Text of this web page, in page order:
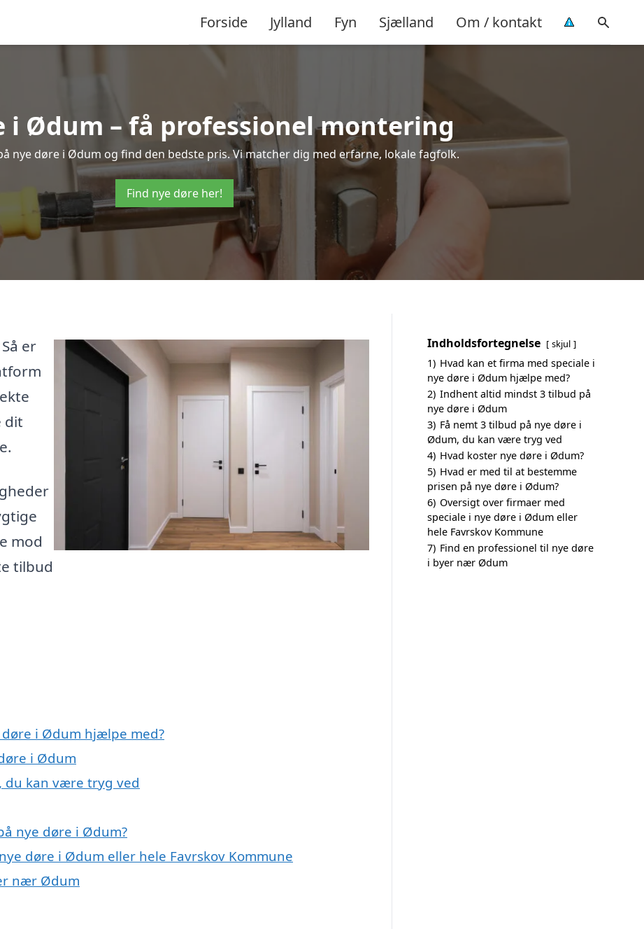
Forside Jylland Fyn Sjælland Om / kontakt
i Ødum – få professionel montering
nye døre i Ødum og find den bedste pris. Vi matcher dig med erfarne, lokale fagfolk.
Find nye døre her!
er
dit
mod
tilbud
i Ødum hjælpe med?
i Ødum
du kan være tryg ved
nye døre i Ødum?
døre i Ødum eller hele Favrskov Kommune
nær Ødum
Indholdsfortegnelse skjul
1) Hvad kan et firma med speciale i
nye døre i Ødum hjælpe med?
2) Indhent altid mindst 3 tilbud på
nye døre i Ødum
3) Få nemt 3 tilbud på nye døre i
Ødum, du kan være tryg ved
4) Hvad koster nye døre i Ødum?
5) Hvad er med til at bestemme
prisen på nye døre i Ødum?
6) Oversigt over firmaer med
speciale i nye døre i Ødum eller
hele Favrskov Kommune
7) Find en professionel til nye døre
i byer nær Ødum